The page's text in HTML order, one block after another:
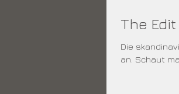
The
Die
an. Schaut mal